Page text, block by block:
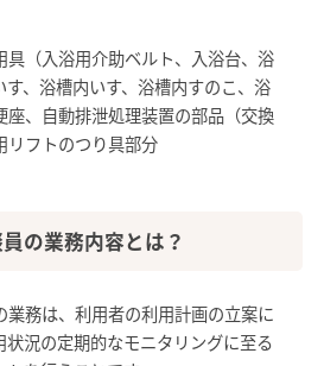
具（入浴用介助ベルト、入浴台、浴
、浴槽内いす、浴槽内すのこ、浴
座、自動排泄処理装置の部品（交換
リフトのつり具部分
の業務内容とは？
務は、利用者の利用計画の立案に
況の定期的なモニタリングに至る